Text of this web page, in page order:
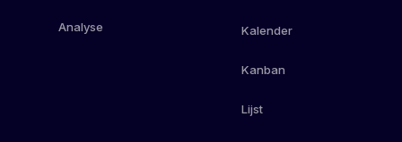
Analyse Kalender
Kanban
Lijst